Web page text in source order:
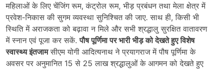
महिलाओं के लिए चेंजिंग रूम, कंट्रोल रूम, भीड़ प्रबंधन तथा मेला क्षेत्र में
प्रवेश-निकास की सुगम व्यवस्था सुनिश्चित की जाए. साथ ही, किसी भी
स्थिति में अराजकता को बढ़ावा न मिले और सभी श्रद्धालु सुरक्षित वातावरण
में स्नान एवं पूजा कर सकें.पौष पूर्णिमा पर भारी भीड़ को देखते हुए विशेष
स्वास्थ्य इंतजामसीएम योगी आदित्यनाथ ने प्रयागराज में पौष पूर्णिमा के
अवसर पर अनुमानित 15 से 25 लाख श्रद्धालुओं के आगमन को देखते हुए